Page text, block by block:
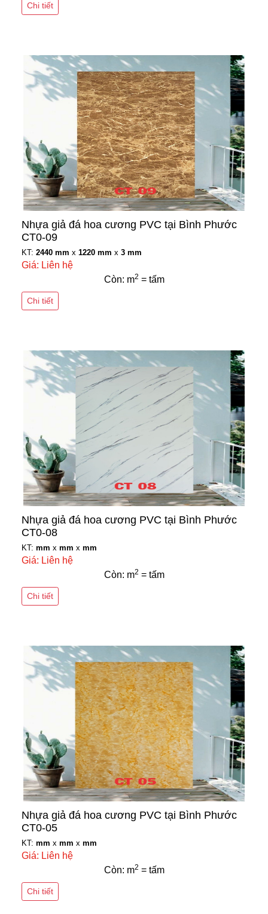
Chi tiết
Nhựa giả đá hoa cương PVC tại Bình Phước
CT0-09
KT: 2440 mm x 1220 mm x 3 mm
Giá: Liên hệ
Còn: m2 = tấm
Chi tiết
Nhựa giả đá hoa cương PVC tại Bình Phước
CT0-08
KT: mm x mm x mm
Giá: Liên hệ
Còn: m2 = tấm
Chi tiết
Nhựa giả đá hoa cương PVC tại Bình Phước
CT0-05
KT: mm x mm x mm
Giá: Liên hệ
Còn: m2 = tấm
Chi tiết